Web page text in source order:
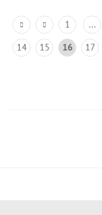
1 ...
14
15 16 17